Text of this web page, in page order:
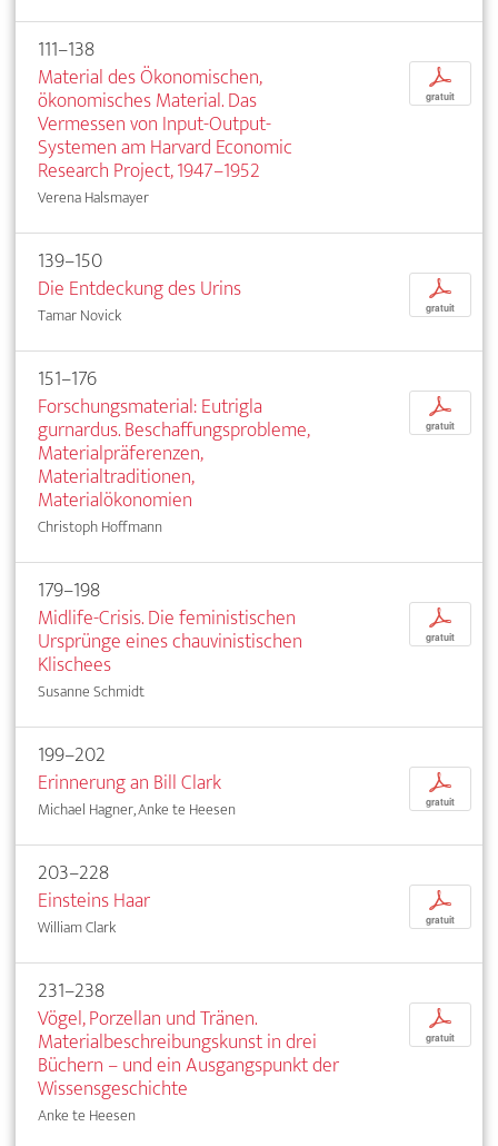
111–138
Material des Ökonomischen,
ökonomisches Material. Das
Vermessen von Input-Output-
Systemen am Harvard Economic
Research Project, 1947–1952
Verena Halsmayer
p
gratuit
139–150
Die Entdeckung des Urins
Tamar Novick
p
gratuit
151–176
Forschungsmaterial: Eutrigla
gurnardus. Beschaffungsprobleme,
Materialpräferenzen,
Materialtraditionen,
Materialökonomien
Christoph Hoffmann
p
gratuit
179–198
Midlife-Crisis. Die feministischen
Ursprünge eines chauvinistischen
Klischees
Susanne Schmidt
p
gratuit
199–202
Erinnerung an Bill Clark
Michael Hagner, Anke te Heesen
p
gratuit
203–228
Einsteins Haar
William Clark
p
gratuit
231–238
Vögel, Porzellan und Tränen.
Materialbeschreibungskunst in drei
Büchern – und ein Ausgangspunkt der
Wissensgeschichte
Anke te Heesen
p
gratuit